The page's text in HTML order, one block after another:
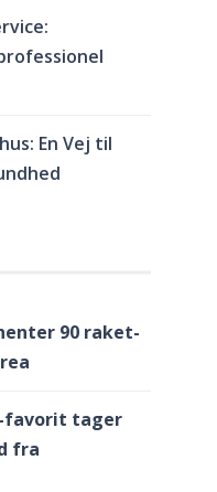
En Vej til
90 raket-
favorit tager
fra